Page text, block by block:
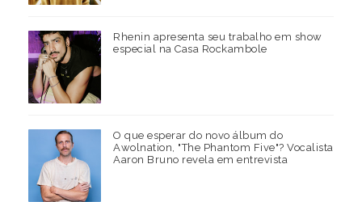
Rhenin apresenta seu trabalho em show
especial na Casa Rockambole
O que esperar do novo álbum do
Awolnation, "The Phantom Five"? Vocalista
Aaron Bruno revela em entrevista